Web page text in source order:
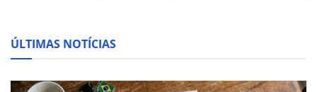
ÚLTIMAS NOTÍCIAS